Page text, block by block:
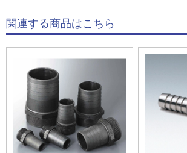
関連する商品はこちら